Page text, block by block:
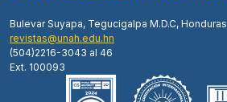
Bulevar Suyapa, Tegucigalpa M.D.C, Honduras
revistas@unah.edu.hn
(504)2216-3043 al 46
Ext. 100093